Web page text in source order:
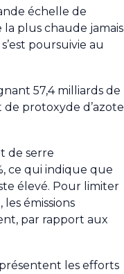
échelle de
la plus chaude jamais
poursuivie au
57,4 milliards de
de protoxyde d’azote
de serre
ce qui indique que
élevé. Pour limiter
émissions
par rapport aux
les efforts